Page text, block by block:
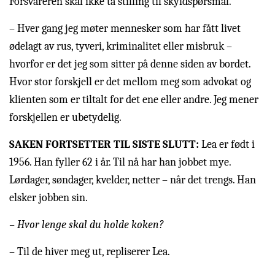
– Hver gang jeg møter mennesker som har fått livet
ødelagt av rus, tyveri, kriminalitet eller misbruk –
hvorfor er det jeg som sitter på denne siden av bordet.
Hvor stor forskjell er det mellom meg som advokat og
klienten som er tiltalt for det ene eller andre. Jeg mener
forskjellen er ubetydelig.
SAKEN FORTSETTER TIL SISTE SLUTT: Lea er født i
1956. Han fyller 62 i år. Til nå har han jobbet mye.
Lørdager, søndager, kvelder, netter – når det trengs. Han
elsker jobben sin.
– Hvor lenge skal du holde koken?
– Til de hiver meg ut, repliserer Lea.